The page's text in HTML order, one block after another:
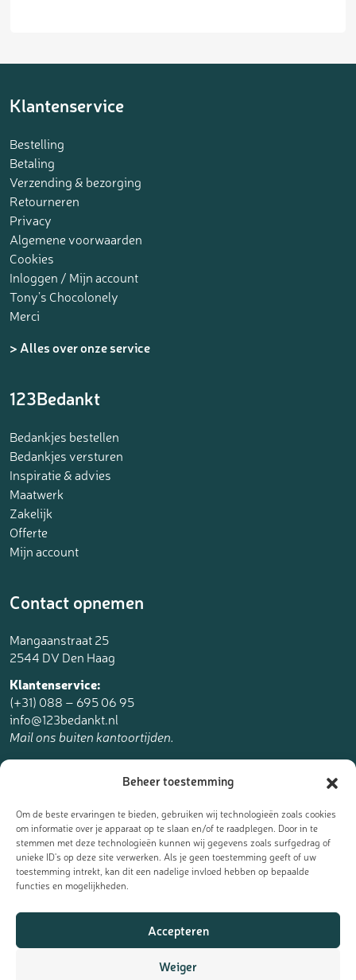
Beheer toestemming
Om de beste ervaringen te bieden, gebruiken wij technologieën zoals cookies
om informatie over je apparaat op te slaan en/of te raadplegen. Door in te
stemmen met deze technologieën kunnen wij gegevens zoals surfgedrag of
unieke ID's op deze site verwerken. Als je geen toestemming geeft of uw
toestemming intrekt, kan dit een nadelige invloed hebben op bepaalde
functies en mogelijkheden.
Accepteren
Weiger
Klantenservice
Bestelling
Betaling
Verzending & bezorging
Retourneren
Privacy
Algemene voorwaarden
Cookies
Inloggen / Mijn account
Tony’s Chocolonely
Merci
> Alles over onze service
123Bedankt
Bedankjes bestellen
Bedankjes versturen
Inspiratie & advies
Maatwerk
Zakelijk
Offerte
Mijn account
Contact opnemen
Mangaanstraat 25
2544 DV Den Haag
Klantenservice:
(+31) 088 – 695 06 95
info@123bedankt.nl
Mail ons buiten kantoortijden.
123bedankt.nl is een onderdeel van
Meld je aan voor de nieuwsbrief
Ontvang de laatste updates, nieuws en aanbiedingen als eerst